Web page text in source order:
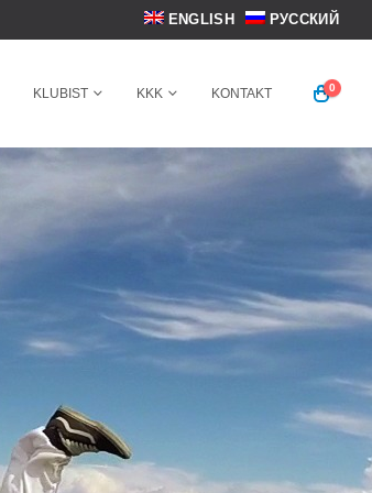
ENGLISH РУССКИЙ
KLUBIST KKK KONTAKT 0